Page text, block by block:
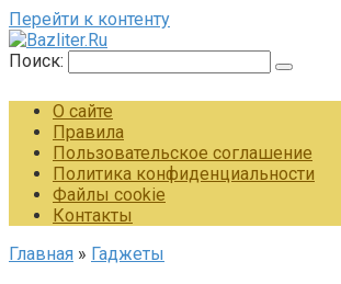
Перейти к контенту
Поиск:
О сайте
Правила
Пользовательское соглашение
Политика конфиденциальности
Файлы cookie
Контакты
Главная » Гаджеты